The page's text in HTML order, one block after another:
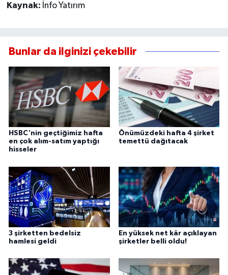
Kaynak: İnfo Yatırım
Bunlar da ilginizi çekebilir
HSBC'nin geçtiğimiz hafta
en çok alım-satım yaptığı
hisseler
Önümüzdeki hafta 4 şirket
temettü dağıtacak
3 şirketten bedelsiz
hamlesi geldi
En yüksek net kâr açıklayan
şirketler belli oldu!